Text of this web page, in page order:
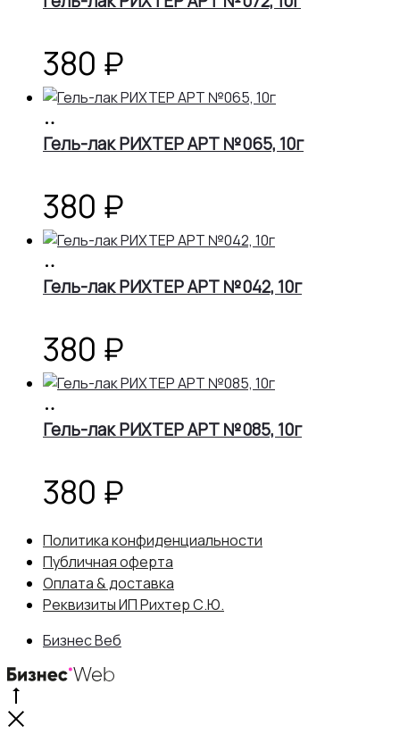
380 ₽
корзину
Гель-лак РИХТЕР АРТ №065, 10г
380 ₽
корзину
Гель-лак РИХТЕР АРТ №042, 10г
380 ₽
корзину
Гель-лак РИХТЕР АРТ №085, 10г
380 ₽
Политика конфиденциальности
Публичная оферта
Оплата & доставка
Реквизиты ИП Рихтер С.Ю.
Бизнес Веб